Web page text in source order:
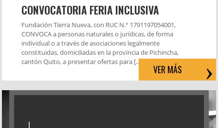
CONVOCATORIA FERIA INCLUSIVA
Fundación Tierra Nueva, con RUC N.° 1791197054001,
CONVOCA a personas naturales o jurídicas, de forma
individual o a través de asociaciones legalmente
constituidas, domiciliadas en la provincia de Pichincha,
cantón Quito, a presentar ofertas para […]
VER MÁS